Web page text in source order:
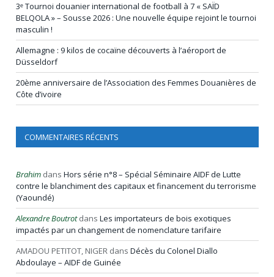
3ᵉ Tournoi douanier international de football à 7 « SAÏD
BELQOLA » – Sousse 2026 : Une nouvelle équipe rejoint le tournoi
masculin !
Allemagne : 9 kilos de cocaïne découverts à l’aéroport de
Düsseldorf
20ème anniversaire de l’Association des Femmes Douanières de
Côte d’ivoire
COMMENTAIRES RÉCENTS
Brahim dans Hors série n°8 – Spécial Séminaire AIDF de Lutte
contre le blanchiment des capitaux et financement du terrorisme
(Yaoundé)
Alexandre Boutrotdans Les importateurs de bois exotiques
impactés par un changement de nomenclature tarifaire
AMADOU PETITOT, NIGER dans Décès du Colonel Diallo
Abdoulaye – AIDF de Guinée